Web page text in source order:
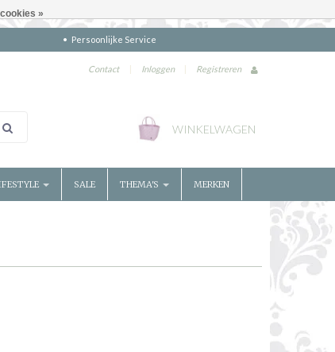
Persoonlijke Service
Contact | Inloggen | Registreren
WINKELWAGEN
SALE THEMA'S MERKEN
»